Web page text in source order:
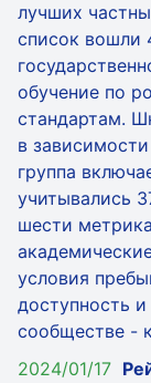
лучших
список вошли
обучение по
стандартам.
в
группа
учитывались
шести
условия
доступность
сообществе -
2024/01/17